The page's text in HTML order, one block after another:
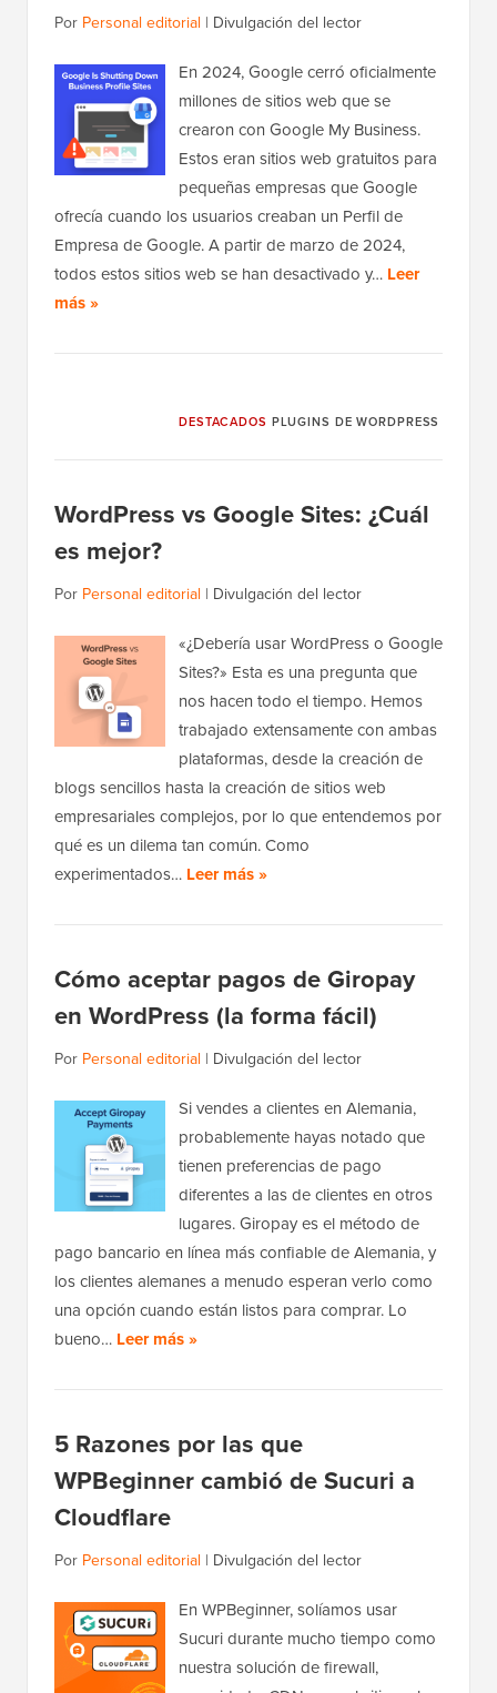
Por Personal editorial | Divulgación del lector
En 2024, Google cerró oficialmente
millones de sitios web que se
crearon con Google My Business.
Estos eran sitios web gratuitos para
pequeñas empresas que Google
ofrecía cuando los usuarios creaban un Perfil de
Empresa de Google. A partir de marzo de 2024,
todos estos sitios web se han desactivado y… Leer
más »
DESTACADOS PLUGINS DE WORDPRESS
WordPress vs Google Sites: ¿Cuál
es mejor?
Por Personal editorial | Divulgación del lector
«¿Debería usar WordPress o Google
Sites?» Esta es una pregunta que
nos hacen todo el tiempo. Hemos
trabajado extensamente con ambas
plataformas, desde la creación de
blogs sencillos hasta la creación de sitios web
empresariales complejos, por lo que entendemos por
qué es un dilema tan común. Como
experimentados… Leer más »
Cómo aceptar pagos de Giropay
en WordPress (la forma fácil)
Por Personal editorial | Divulgación del lector
Si vendes a clientes en Alemania,
probablemente hayas notado que
tienen preferencias de pago
diferentes a las de clientes en otros
lugares. Giropay es el método de
pago bancario en línea más confiable de Alemania, y
los clientes alemanes a menudo esperan verlo como
una opción cuando están listos para comprar. Lo
bueno… Leer más »
5 Razones por las que
WPBeginner cambió de Sucuri a
Cloudflare
Por Personal editorial | Divulgación del lector
En WPBeginner, solíamos usar
Sucuri durante mucho tiempo como
nuestra solución de firewall,